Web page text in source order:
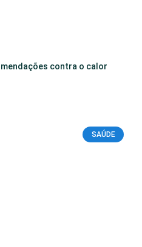
contra o calor
SAÚDE